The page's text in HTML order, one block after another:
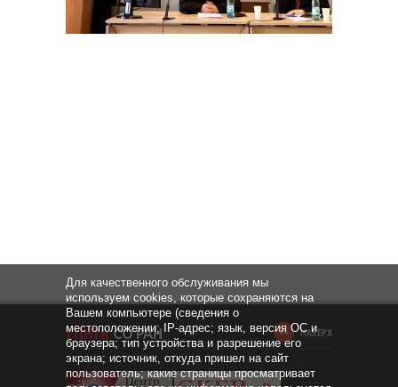
НАВЕРХ
Для качественного обслуживания мы
используем cookies, которые сохраняются на
Вашем компьютере (сведения о
местоположении; IP-адрес; язык, версия ОС и
браузера; тип устройства и разрешение его
экрана; источник, откуда пришел на сайт
пользователь; какие страницы просматривает